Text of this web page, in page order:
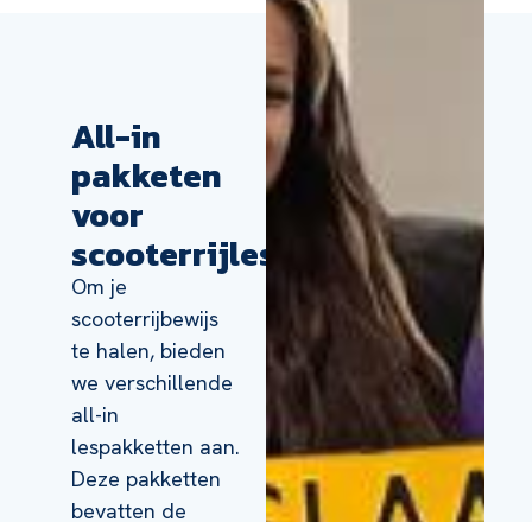
All-in
pakketen
voor
scooterrijles
Om je
scooterrijbewijs
te halen, bieden
we verschillende
all-in
lespakketten aan.
Deze pakketten
bevatten de